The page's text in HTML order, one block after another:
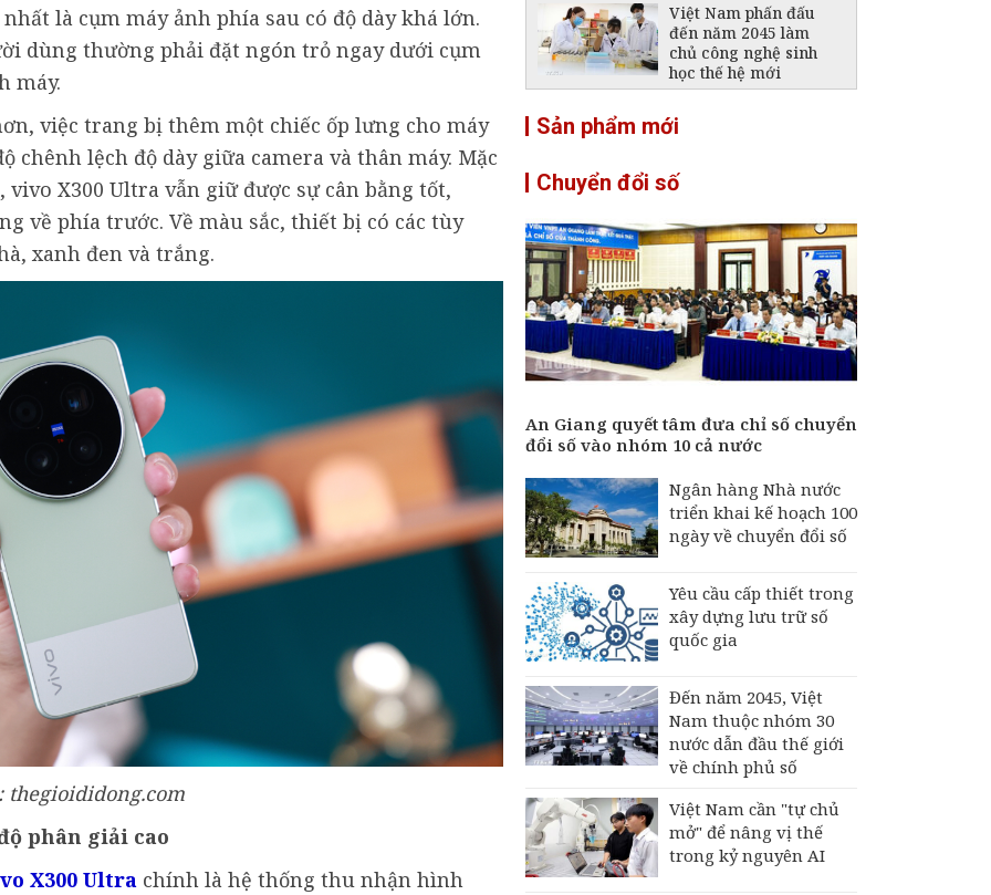
là cụm máy ảnh phía sau có độ dày khá lớn.
dùng thường phải đặt ngón trỏ ngay dưới cụm
máy.
việc trang bị thêm một chiếc ốp lưng cho máy
lệch độ dày giữa camera và thân máy. Mặc
X300 Ultra vẫn giữ được sự cân bằng tốt,
về phía trước. Về màu sắc, thiết bị có các tùy
xanh đen và trắng.
thegioididong.com
phân giải cao
X300 Ultra chính là hệ thống thu nhận hình
Việt Nam phấn đấu
đến năm 2045 làm
chủ công nghệ sinh
học thế hệ mới
đổi lớn với menu
Campuchia cảnh báo
nghệ cao qua
Telegram
Telegram bất ngờ
biến mất khỏi App
Store toàn cầu
Thành lập Trung tâm
phương tiện không
người lái
Maps giải phóng hàng
GB bộ nhớ điện thoại
Sản phẩm mới
Chuyển đổi số
An Giang quyết tâm đưa chỉ số chuyển
đổi số vào nhóm 10 cả nước
Ngân hàng Nhà nước
triển khai kế hoạch 100
ngày về chuyển đổi số
Yêu cầu cấp thiết trong
xây dựng lưu trữ số
quốc gia
Đến năm 2045, Việt
Nam thuộc nhóm 30
nước dẫn đầu thế giới
về chính phủ số
Việt Nam cần "tự chủ
mở" để nâng vị thế
trong kỷ nguyên AI